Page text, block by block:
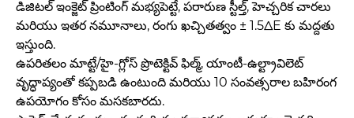
డిజిటల్ ఇంక్జెట్ ప్రింటింగ్ మభ్యపెట్టే, పరారుణ స్టీల్త్, హెచ్చరిక చారలు
మరియు ఇతర నమూనాలు, రంగు ఖచ్చితత్వం ± 1.5ΔE కు మద్దతు
ఇస్తుంది.
ఉపరితలం మాట్టే/హై-గ్లోస్ ప్రొటెక్టివ్ ఫిల్మ్, యాంటీ-ఉల్ట్రావిలెట్
వృద్ధాప్యంతో కప్పబడి ఉంటుంది మరియు 10 సంవత్సరాల బహిరంగ
ఉపయోగం కోసం మసకబారదు.